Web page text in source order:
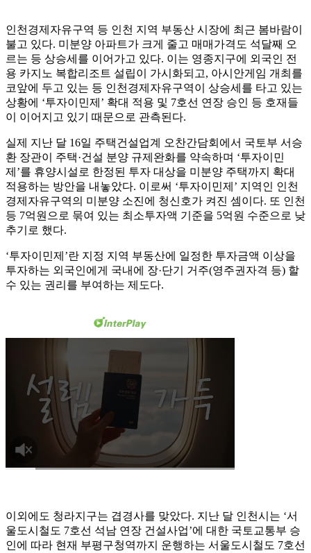
인천경제자유구역 등 인천 지역 부동산 시장에 최근 봄바람이
불고 있다. 미분양 아파트가 크게 줄고 매매가격도 석달째 오
르는 등 상승세를 이어가고 있다. 이는 영종지구에 외국인 전
용 카지노 복합리조트 설립이 가시화되고, 아시안게임 개최를
코앞에 두고 있는 등 인천경제자유구역이 상승세를 타고 있는
상황에 ‘투자이민제’ 확대 적용 및 7호선 연장 승인 등 호재들
이 이어지고 있기 때문으로 관측된다.
실제 지난 달 16일 주택건설업계 오찬간담회에서 국토부 서승
환 장관이 주택·건설 분양 규제완화를 약속하며 ‘투자이민
제’를 휴양시설로 한정된 투자 대상을 미분양 주택까지 확대
적용하는 방안을 내놓았다. 이로써 ‘투자이민제’ 지역인 인천
경제자유구역의 미분양 소진에 청신호가 켜진 셈이다. 또 인천
등 7억원으로 묶여 있는 최소투자액 기준을 5억원 수준으로 낮
추기로 했다.
‘투자이민제’란 지정 지역 부동산에 일정한 투자금액 이상을
투자하는 외국인에게 국내에 장·단기 거주(영주권자격 등) 할
수 있는 권리를 부여하는 제도다.
이외에도 청라지구는 겹경사를 맞았다. 지난 달 인천시는 ‘서
울도시철도 7호선 석남 연장 건설사업’에 대한 국토교통부 승
인에 따라 현재 부평구청역까지 운행하는 서울도시철도 7호선